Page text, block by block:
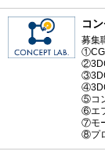
コ
募集
⑤コ
⑥エ
⑦モ
⑧プ